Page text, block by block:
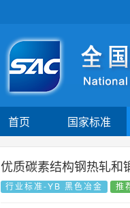
首页 国家标准
优质碳素结构钢热轧和
行业标准-YB 黑色冶金 推